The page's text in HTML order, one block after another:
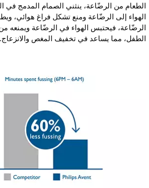
الطعام من الرضّاعة، ينثني الصمام المدمج في
الهواء إلى الرضّاعة ومنع تشكل فراغ هوائي،
الرضّاعة، فيحتبس الهواء في الرضّاعة ويمنعه
الطفل، مما يساعد في تخفيف المغص والانزعاج.